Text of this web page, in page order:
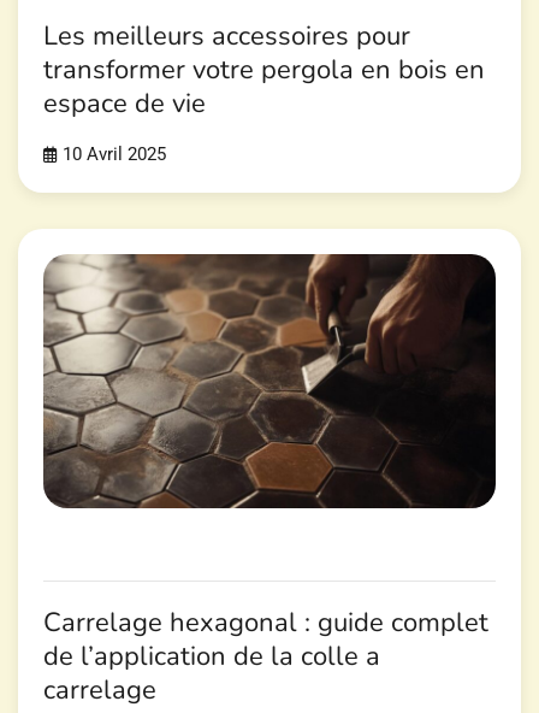
Les meilleurs accessoires pour
transformer votre pergola en bois en
espace de vie
10 Avril 2025
Carrelage hexagonal : guide complet
de l’application de la colle a
carrelage